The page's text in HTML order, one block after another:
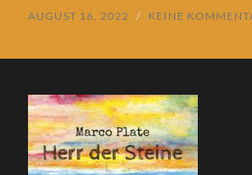
AUGUST 16, 2022 / KEINE